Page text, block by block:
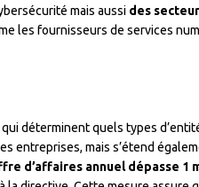
mais aussi des
les fournisseurs de services
déterminent quels types
entreprises, mais s’étend
d’affaires annuel dépasse 1